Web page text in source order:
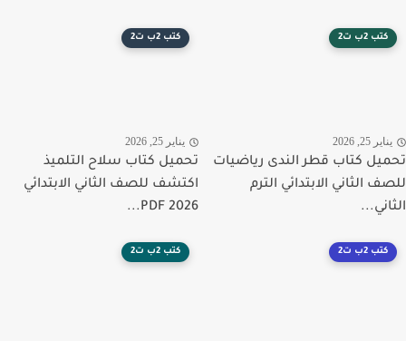
كتب 2ب ت2
25, 2026
كتاب قطر الندى رياضيات
الثاني الابتدائي الترم
كتب 2ب ت2
يناير 25, 2026
تحميل كتاب سلاح التلميذ
اكتشف للصف الثاني الابتدائي
PDF 2026...
كتب 2ب ت2 كتب 2ب ت2